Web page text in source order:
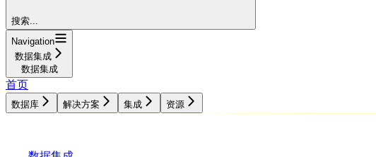
搜索...
Navigation
数据集成
数据集成
首页
数据库 解决方案 集成 资源